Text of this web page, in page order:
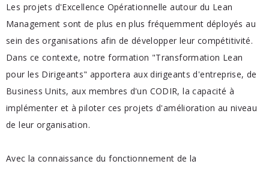
Les projets d'Excellence Opérationnelle autour du Lean
Management sont de plus en plus fréquemment déployés au
sein des organisations afin de développer leur compétitivité.
Dans ce contexte, notre formation "Transformation Lean
pour les Dirigeants" apportera aux dirigeants d'entreprise, de
Business Units, aux membres d'un CODIR, la capacité à
implémenter et à piloter ces projets d'amélioration au niveau
de leur organisation.
Avec la connaissance du fonctionnement de la